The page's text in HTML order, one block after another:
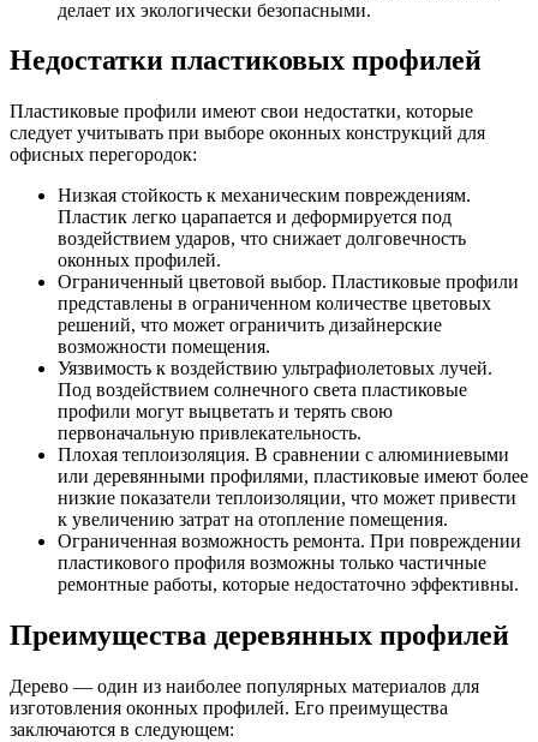
делает их экологически безопасными.
Недостатки пластиковых профилей
Пластиковые профили имеют свои недостатки, которые
следует учитывать при выборе оконных конструкций для
офисных перегородок:
Низкая стойкость к механическим повреждениям.
Пластик легко царапается и деформируется под
воздействием ударов, что снижает долговечность
оконных профилей.
Ограниченный цветовой выбор. Пластиковые профили
представлены в ограниченном количестве цветовых
решений, что может ограничить дизайнерские
возможности помещения.
Уязвимость к воздействию ультрафиолетовых лучей.
Под воздействием солнечного света пластиковые
профили могут выцветать и терять свою
первоначальную привлекательность.
Плохая теплоизоляция. В сравнении с алюминиевыми
или деревянными профилями, пластиковые имеют более
низкие показатели теплоизоляции, что может привести
к увеличению затрат на отопление помещения.
Ограниченная возможность ремонта. При повреждении
пластикового профиля возможны только частичные
ремонтные работы, которые недостаточно эффективны.
Преимущества деревянных профилей
Дерево — один из наиболее популярных материалов для
изготовления оконных профилей. Его преимущества
заключаются в следующем: